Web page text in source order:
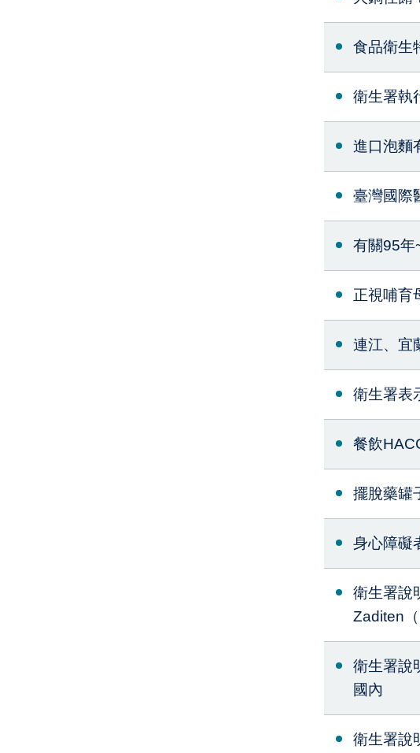
食品衛生
衛生署執
進口泡麵
臺灣國際
有關95年
正視哺育
連江、宜
衛生署表
餐飲
擺脫藥罐
身心障礙
衛生署說
Zaditen
衛生署說
國內
衛生署說